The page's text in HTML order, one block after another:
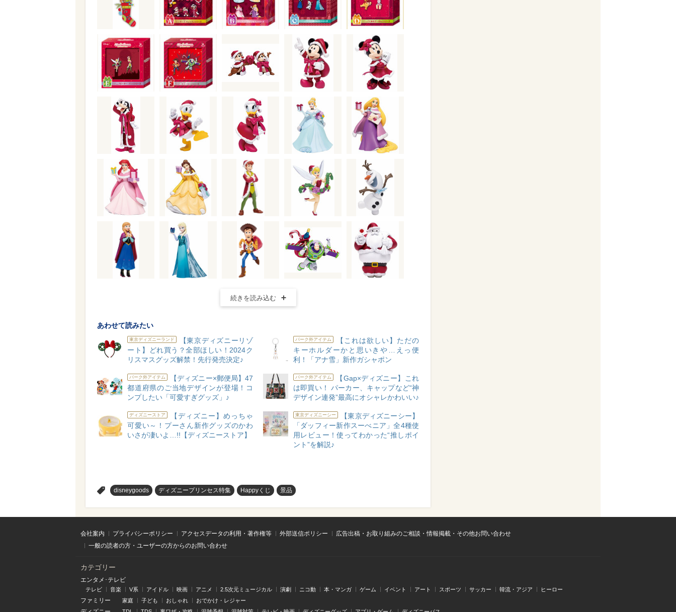
続きを読み込む
あわせて読みたい
東京ディズニーランド
【東京ディズニーリゾ
ート】どれ買う？全部ほしい！2024ク
リスマスグッズ解禁！先行発売決定♪
パーク外アイテム
【これは欲しい】ただの
キーホルダーかと思いきや…えっ便
利！「アナ雪」新作ガシャポン
パーク外アイテム
【ディズニー×郵便局】47
都道府県のご当地デザインが登場！コ
ンプしたい「可愛すぎグッズ」♪
パーク外アイテム
【Gap×ディズニー】これ
は即買い！ パーカー、キャップなど“神
デザイン連発”最高にオシャレかわいい♪
ディズニーストア
【ディズニー】めっちゃ
可愛い～！プーさん新作グッズのかわ
いさが凄いよ…!!【ディズニーストア】
東京ディズニーシー
【東京ディズニーシー】
「ダッフィー新作スーべニア」全4種使
用レビュー！使ってわかった“推しポイ
ント”を解説♪
disneygoods ディズニープリンセス特集 Happyくじ 景品
会社案内 プライバシーポリシー アクセスデータの利用・著作権等 外部送信ポリシー
広告出稿・お取り組みのご相談・情報掲載・その他お問い合わせ
一般の読者の方・ユーザーの方からのお問い合わせ
カテゴリー
エンタメ･テレビ
テレビ 音楽 V系 アイドル 映画 アニメ 2.5次元ミュージカル 演劇 ニコ動 本・マンガ ゲーム イベント アート スポーツ サッカー 韓流・アジア ヒーロー
ファミリー 家庭 子ども おしゃれ おでかけ・レジャー